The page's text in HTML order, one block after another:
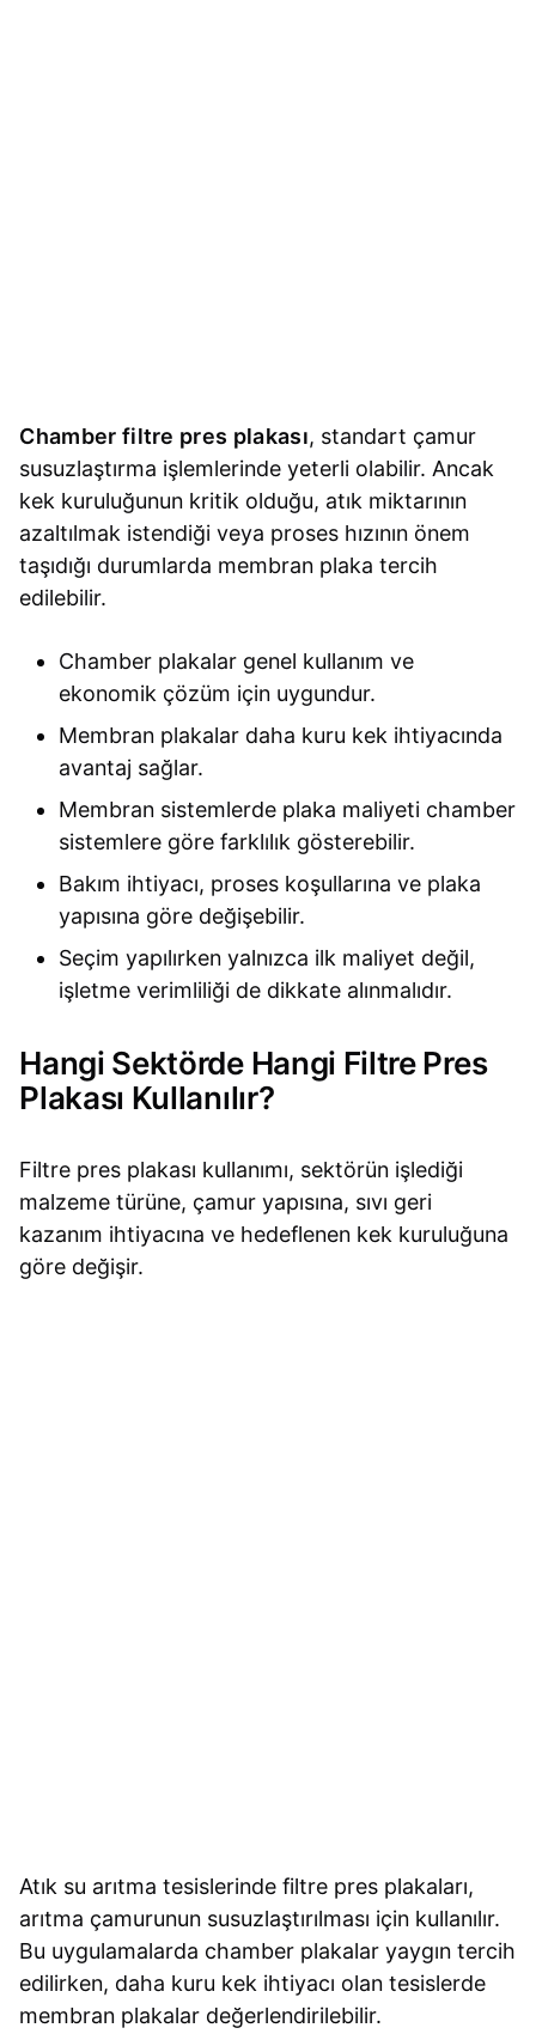
Chamber filtre pres plakası, standart çamur
susuzlaştırma işlemlerinde yeterli olabilir. Ancak
kek kuruluğunun kritik olduğu, atık miktarının
azaltılmak istendiği veya proses hızının önem
taşıdığı durumlarda membran plaka tercih
edilebilir.
Chamber plakalar genel kullanım ve
ekonomik çözüm için uygundur.
Membran plakalar daha kuru kek ihtiyacında
avantaj sağlar.
Membran sistemlerde plaka maliyeti chamber
sistemlere göre farklılık gösterebilir.
Bakım ihtiyacı, proses koşullarına ve plaka
yapısına göre değişebilir.
Seçim yapılırken yalnızca ilk maliyet değil,
işletme verimliliği de dikkate alınmalıdır.
Hangi Sektörde Hangi Filtre Pres
Plakası Kullanılır?
Filtre pres plakası kullanımı, sektörün işlediği
malzeme türüne, çamur yapısına, sıvı geri
kazanım ihtiyacına ve hedeflenen kek kuruluğuna
göre değişir.
Atık su arıtma tesislerinde filtre pres plakaları,
arıtma çamurunun susuzlaştırılması için kullanılır.
Bu uygulamalarda chamber plakalar yaygın tercih
edilirken, daha kuru kek ihtiyacı olan tesislerde
membran plakalar değerlendirilebilir.